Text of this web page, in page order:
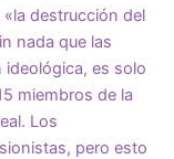
destrucción del
nada que las
ideológica, es solo
miembros de la
Los
pero esto